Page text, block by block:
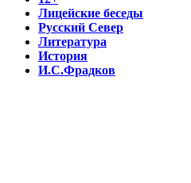
Лицейские беседы
Русский Север
Литература
История
И.С.Фрадков